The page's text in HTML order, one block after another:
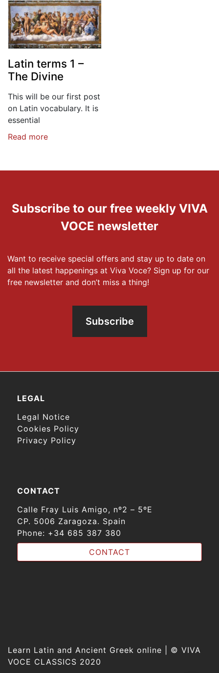
Latin terms 1 –
The Divine
This will be our first post
on Latin vocabulary. It is
essential
Read more
Subscribe to our free weekly VIVA
VOCE newsletter
Want to receive special offers and stay up to date on
all the latest happenings at Viva Voce? Sign up for our
free newsletter and don’t miss a thing!
Subscribe
LEGAL
Legal Notice
Cookies Policy
Privacy Policy
CONTACT
Calle Fray Luis Amigo, nº2 – 5ºE
CP. 5006 Zaragoza. Spain
Phone: +34 685 387 380
CONTACT
Learn Latin and Ancient Greek online | © VIVA
VOCE CLASSICS 2020